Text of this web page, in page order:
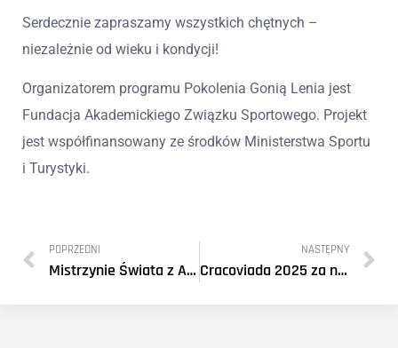
Serdecznie zapraszamy wszystkich chętnych –
niezależnie od wieku i kondycji!
Organizatorem programu Pokolenia Gonią Lenia jest
Fundacja Akademickiego Związku Sportowego. Projekt
jest współfinansowany ze środków Ministerstwa Sportu
i Turystyki.
POPRZEDNI
Mistrzynie Świata z AZS AGH!
NASTĘPNY
Cracoviada 2025 za nami!